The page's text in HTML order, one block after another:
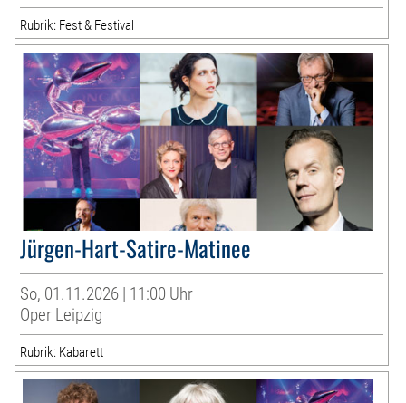
Rubrik: Fest & Festival
Jürgen-Hart-Satire-Matinee
So, 01.11.2026 | 11:00 Uhr
Oper Leipzig
Rubrik: Kabarett